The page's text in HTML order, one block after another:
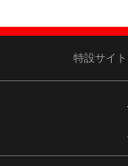
特設サイト